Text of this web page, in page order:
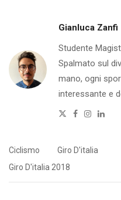
Gianluca Zanfi
Studente
Spalmato sul
mano, ogni
interessante e
Twitter
Facebook
Ciclismo
Giro D'italia
Giro D'italia 2018